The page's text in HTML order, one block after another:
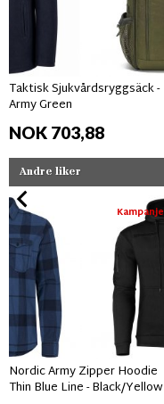
Taktisk Sjukvårdsryggsäck -
Army Green
NOK 703,88
Andre liker
Kampanje
Nordic Army Zipper Hoodie
Thin Blue Line - Black/Yellow